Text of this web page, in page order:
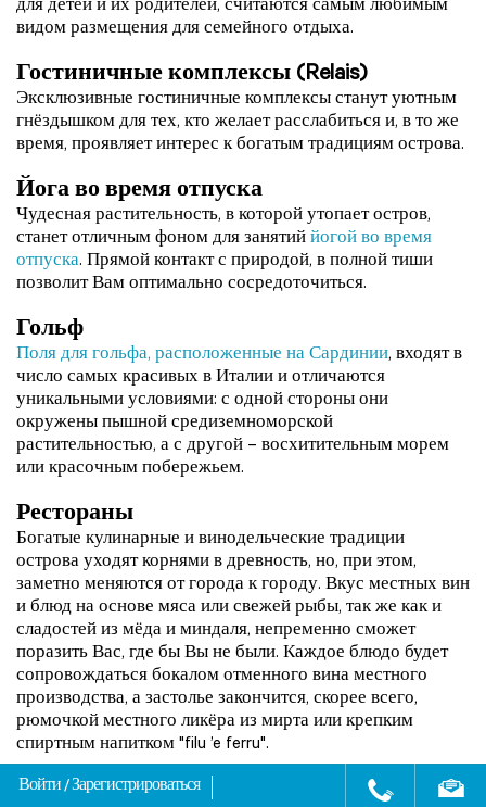
для детей и их родителей, считаются самым любимым
видом размещения для семейного отдыха.
Гостиничные комплексы (Relais)
Эксклюзивные гостиничные комплексы станут уютным
гнёздышком для тех, кто желает расслабиться и, в то же
время, проявляет интерес к богатым традициям острова.
Йога во время отпуска
Чудесная растительность, в которой утопает остров,
станет отличным фоном для занятий йогой во время
отпуска. Прямой контакт с природой, в полной тиши
позволит Вам оптимально сосредоточиться.
Гольф
Поля для гольфа, расположенные на Сардинии, входят в
число самых красивых в Италии и отличаются
уникальными условиями: с одной стороны они
окружены пышной средиземноморской
растительностью, а с другой – восхитительным морем
или красочным побережьем.
Рестораны
Богатые кулинарные и винодельческие традиции
острова уходят корнями в древность, но, при этом,
заметно меняются от города к городу. Вкус местных вин
и блюд на основе мяса или свежей рыбы, так же как и
сладостей из мёда и миндаля, непременно сможет
поразить Вас, где бы Вы не были. Каждое блюдо будет
сопровождаться бокалом отменного вина местного
производства, а застолье закончится, скорее всего,
рюмочкой местного ликёра из мирта или крепким
спиртным напитком "filu ’e ferru".
Здесь предложена небольшая
подборка лучших
, готовых насладить Вас прекрасным обедом
Войти/Зарегистрироваться